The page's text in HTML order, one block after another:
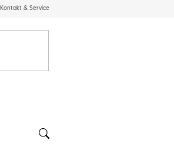
Kontakt & Service